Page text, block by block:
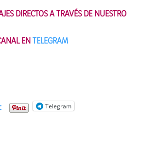
DIRECTOS A TRAVÉS DE NUESTRO
ENTELEGRAM
Telegram